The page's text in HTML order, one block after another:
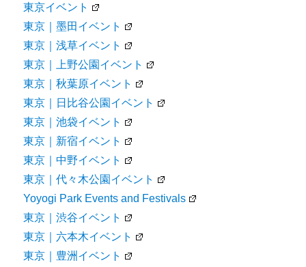
東京イベント
東京｜墨田イベント
東京｜浅草イベント
東京｜上野公園イベント
東京｜秋葉原イベント
東京｜日比谷公園イベント
東京｜池袋イベント
東京｜新宿イベント
東京｜中野イベント
東京｜代々木公園イベント
Yoyogi Park Events and Festivals
東京｜渋谷イベント
東京｜六本木イベント
東京｜豊洲イベント